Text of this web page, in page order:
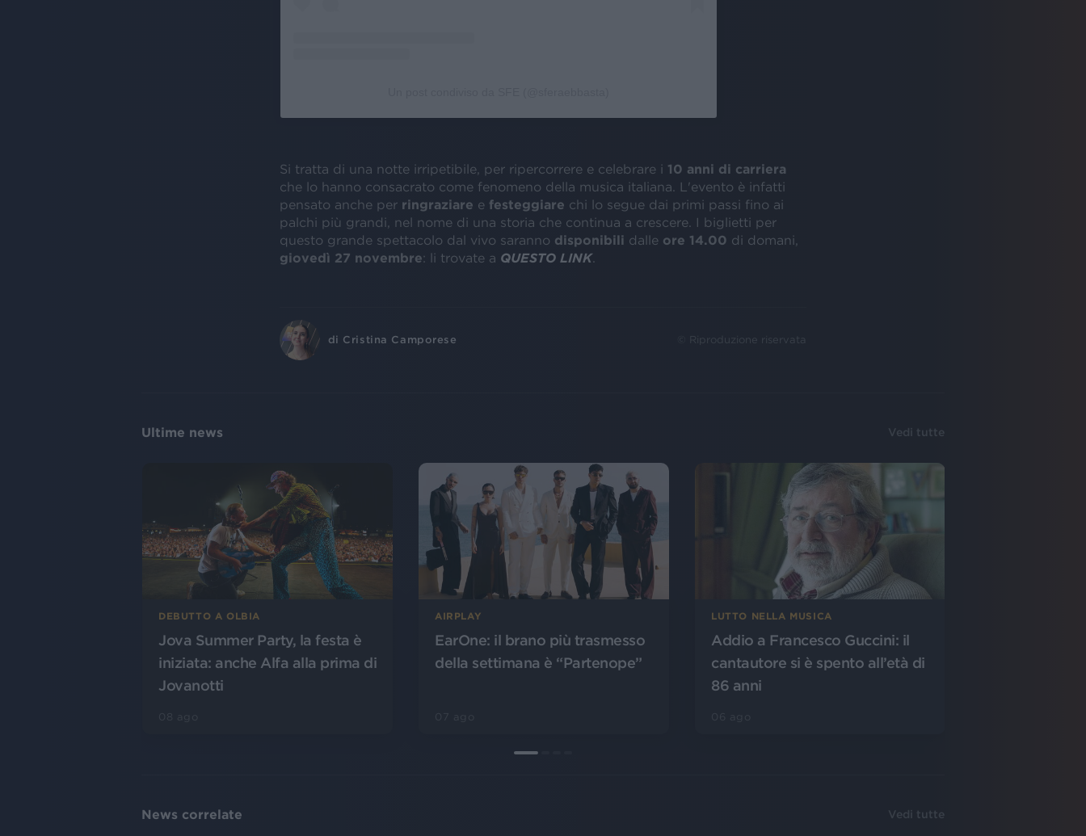
Si tratta di una notte irripetibile, per ripercorrere e celebrare i 10 anni di carriera
che lo hanno consacrato come fenomeno della musica italiana. L'evento è infatti
pensato anche per ringraziare e festeggiare chi lo segue dai primi passi fino ai
palchi più grandi, nel nome di una storia che continua a crescere. I biglietti per
questo grande spettacolo dal vivo saranno disponibili dalle ore 14.00 di domani,
giovedì 27 novembre: li trovate a QUESTO LINK.
di Cristina Camporese © Riproduzione riservata
Ultime news Vedi tutte
DEBUTTO A OLBIA
Jova Summer Party, la festa è
iniziata: anche Alfa alla prima di
Jovanotti
AIRPLAY
EarOne: il brano più trasmesso
della settimana è “Partenope”
LUTTO NELLA MUSICA
Addio a Francesco Guccini: il
cantautore si è spento all’età di
86 anni
News correlate Vedi tutte